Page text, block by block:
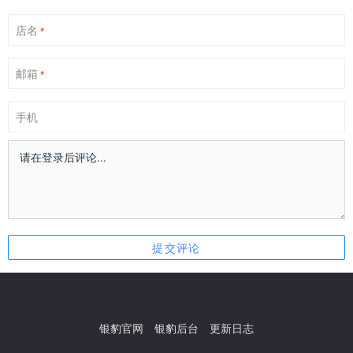
店名 *
邮箱 *
手机
银豹官网 银豹后台 更新日志